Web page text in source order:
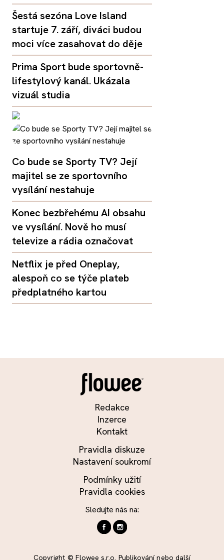
Šestá sezóna Love Island
startuje 7. září, diváci budou
moci více zasahovat do děje
Prima Sport bude sportovně-
lifestylový kanál. Ukázala
vizuál studia
Co bude se Sporty TV? Její
majitel se ze sportovního
vysílání nestahuje
Konec bezbřehému AI obsahu
ve vysílání. Nově ho musí
televize a rádia označovat
Netflix je před Oneplay,
alespoň co se týče plateb
předplatného kartou
Redakce
Inzerce
Kontakt
Pravidla diskuze
Nastavení soukromí
Podmínky užití
Pravidla cookies
Sledujte nás na:
Copyright © Flowee s.r.o. Publikování nebo další